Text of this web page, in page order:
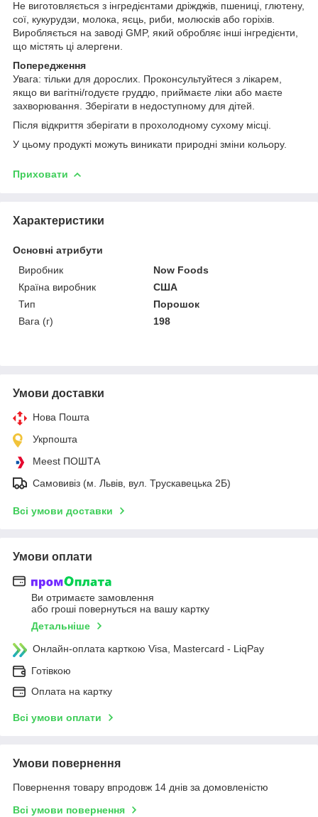
Не виготовляється з інгредієнтами дріжджів, пшениці, глютену,
сої, кукурудзи, молока, яєць, риби, молюсків або горіхів.
Виробляється на заводі GMP, який обробляє інші інгредієнти,
що містять ці алергени.
Попередження
Увага: тільки для дорослих. Проконсультуйтеся з лікарем,
якщо ви вагітні/годуєте груддю, приймаєте ліки або маєте
захворювання. Зберігати в недоступному для дітей.
Після відкриття зберігати в прохолодному сухому місці.
У цьому продукті можуть виникати природні зміни кольору.
Приховати
Характеристики
Основні атрибути
Виробник
Now Foods
Країна виробник
США
Тип
Порошок
Вага (г)
198
Умови доставки
Нова Пошта
Укрпошта
Meest ПОШТА
Самовивіз (м. Львів, вул. Трускавецька 2Б)
Всі умови доставки
Умови оплати
Ви отримаєте замовлення
або гроші повернуться на вашу картку
Детальніше
Онлайн-оплата карткою Visa, Mastercard - LiqPay
Готівкою
Оплата на картку
Всі умови оплати
Умови повернення
Повернення товару впродовж 14 днів за домовленістю
Всі умови повернення